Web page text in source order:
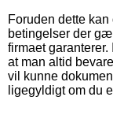
Foruden dette
betingelser der
firmaet
at man altid
vil kunne
ligegyldigt om du